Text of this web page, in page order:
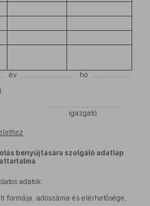
év .......................... hó ...................
igazgató
benyújtására szolgáló adatlap
adatok:
adószáma és elérhetősége,